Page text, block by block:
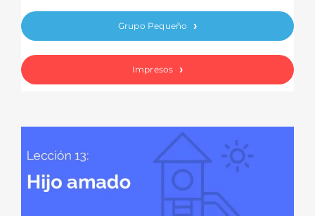
Grupo Pequeño
Impresos